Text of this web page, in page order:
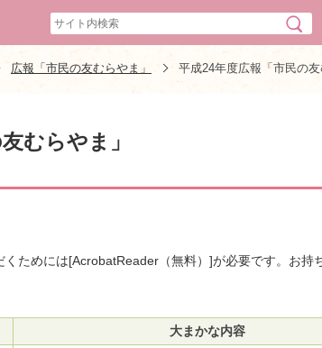
広報「市民の友むらやま」 平成24年度広報「市民の友
むらやま」
ためには[AcrobatReader（無料）]が必要です。お持
大まかな内容